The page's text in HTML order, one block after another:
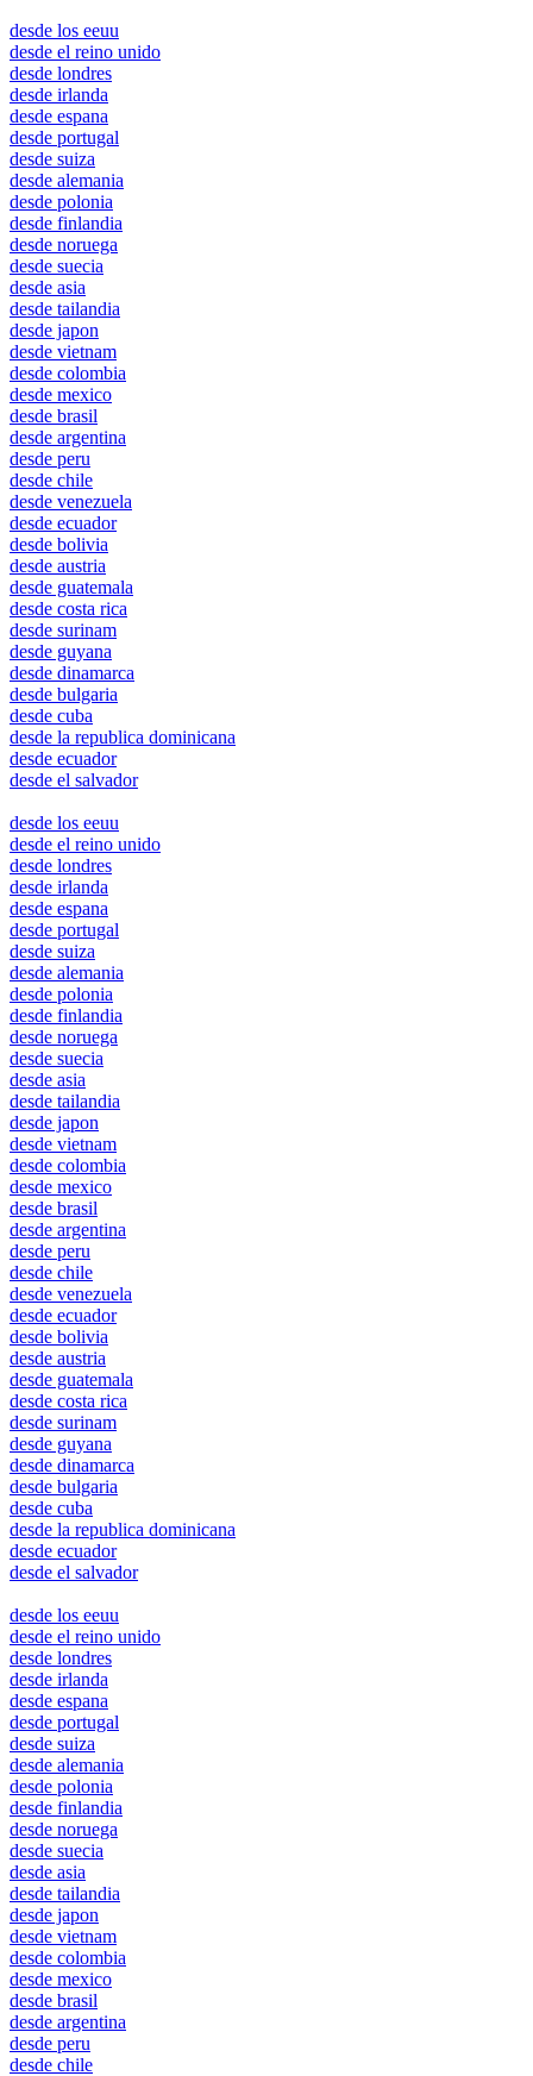
desde los eeuu
desde el reino unido
desde londres
desde irlanda
desde espana
desde portugal
desde suiza
desde alemania
desde polonia
desde finlandia
desde noruega
desde suecia
desde asia
desde tailandia
desde japon
desde vietnam
desde colombia
desde mexico
desde brasil
desde argentina
desde peru
desde chile
desde venezuela
desde ecuador
desde bolivia
desde austria
desde guatemala
desde costa rica
desde surinam
desde guyana
desde dinamarca
desde bulgaria
desde cuba
desde la republica dominicana
desde ecuador
desde el salvador
desde los eeuu
desde el reino unido
desde londres
desde irlanda
desde espana
desde portugal
desde suiza
desde alemania
desde polonia
desde finlandia
desde noruega
desde suecia
desde asia
desde tailandia
desde japon
desde vietnam
desde colombia
desde mexico
desde brasil
desde argentina
desde peru
desde chile
desde venezuela
desde ecuador
desde bolivia
desde austria
desde guatemala
desde costa rica
desde surinam
desde guyana
desde dinamarca
desde bulgaria
desde cuba
desde la republica dominicana
desde ecuador
desde el salvador
desde los eeuu
desde el reino unido
desde londres
desde irlanda
desde espana
desde portugal
desde suiza
desde alemania
desde polonia
desde finlandia
desde noruega
desde suecia
desde asia
desde tailandia
desde japon
desde vietnam
desde colombia
desde mexico
desde brasil
desde argentina
desde peru
desde chile